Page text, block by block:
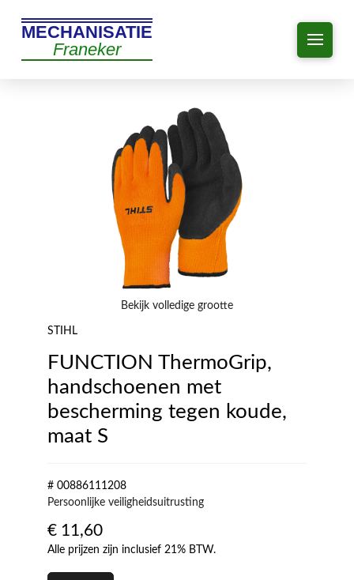
MECHANISATIE
Franeker
Bekijk volledige grootte
STIHL
FUNCTION ThermoGrip,
handschoenen met
bescherming tegen koude,
maat S
# 00886111208
Persoonlijke veiligheidsuitrusting
€ 11,60
Alle prijzen zijn inclusief 21% BTW.